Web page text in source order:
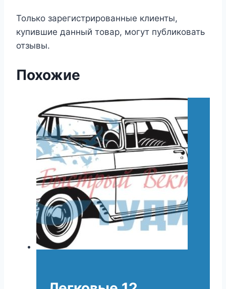
Только зарегистрированные клиенты,
купившие данный товар, могут публиковать
отзывы.
Похожие